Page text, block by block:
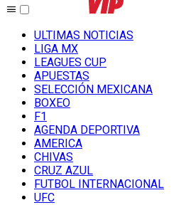
ULTIMAS NOTICIAS
LIGA MX
LEAGUES CUP
APUESTAS
SELECCIÓN MEXICANA
BOXEO
F1
AGENDA DEPORTIVA
AMERICA
CHIVAS
CRUZ AZUL
FUTBOL INTERNACIONAL
UFC